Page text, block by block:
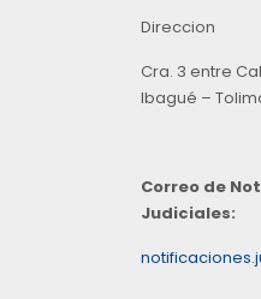
Direccion
Cra. 3 entre
Ibagué –
Correo de
Judiciales: